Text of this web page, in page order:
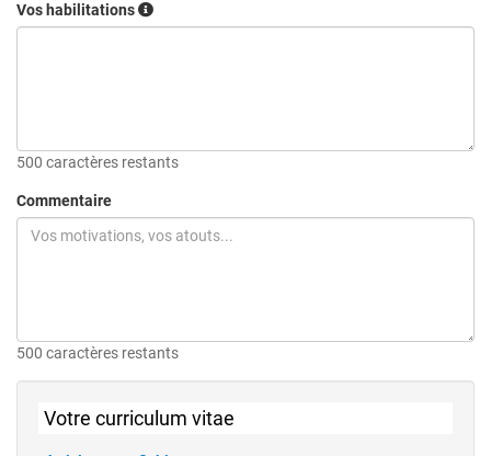
Vos habilitations
500 caractères restants
Commentaire
500 caractères restants
Votre curriculum vitae